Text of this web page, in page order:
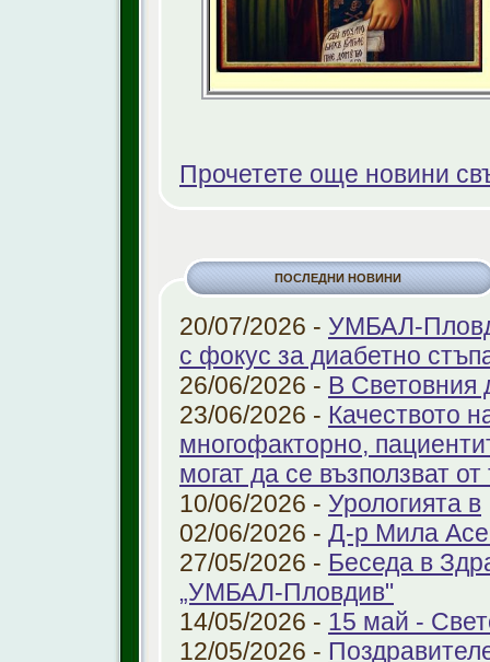
Прочетете още новини
ПОСЛЕДНИ НОВИНИ
20/07/2026 - УМБАЛ-
с фокус за диабетно
26/06/2026 - В Световния
23/06/2026 - Качеството
многофакторно,
могат да се възползват от
10/06/2026 - Урологията в
02/06/2026 - Д-р Мила
27/05/2026 - Беседа в
„УМБАЛ-Пловдив"
14/05/2026 - 15 май -
12/05/2026 -